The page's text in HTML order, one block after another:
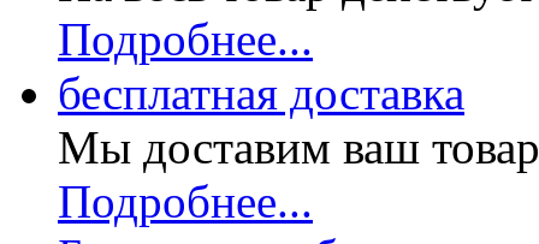
Подробнее...
бесплатная доставка
Мы доставим ваш
Подробнее...